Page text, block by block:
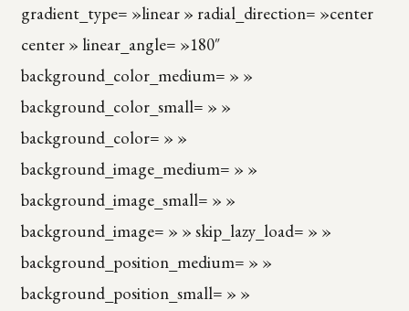
gradient_type= »linear » radial_direction= »center
center » linear_angle= »180″
background_color_medium= » »
background_color_small= » »
background_color= » »
background_image_medium= » »
background_image_small= » »
background_image= » » skip_lazy_load= » »
background_position_medium= » »
background_position_small= » »